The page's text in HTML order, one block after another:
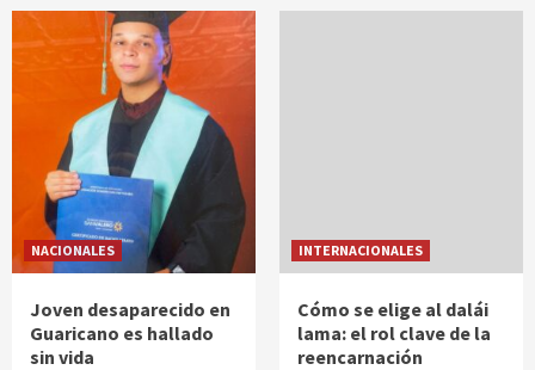
NACIONALES
Joven desaparecido en
Guaricano es hallado
sin vida
INTERNACIONALES
Cómo se elige al dalái
lama: el rol clave de la
reencarnación